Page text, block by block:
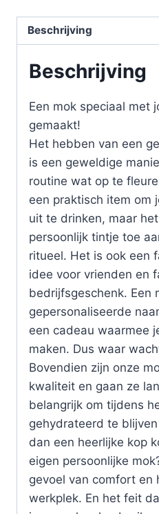
Beschrijving
Beschrijving
Een mok speciaal met
gemaakt!
Het hebben van een
is een geweldige
routine wat op te
een praktisch item om
uit te drinken, maar
persoonlijk tintje toe
ritueel. Het is ook een
idee voor vrienden en
bedrijfsgeschenk. Een
gepersonaliseerde
een cadeau waarmee
maken. Dus waar
Bovendien zijn onze
kwaliteit en gaan ze
belangrijk om tijdens
gehydrateerd te
dan een heerlijke kop
eigen persoonlijke
gevoel van comfort en
werkplek. En het feit